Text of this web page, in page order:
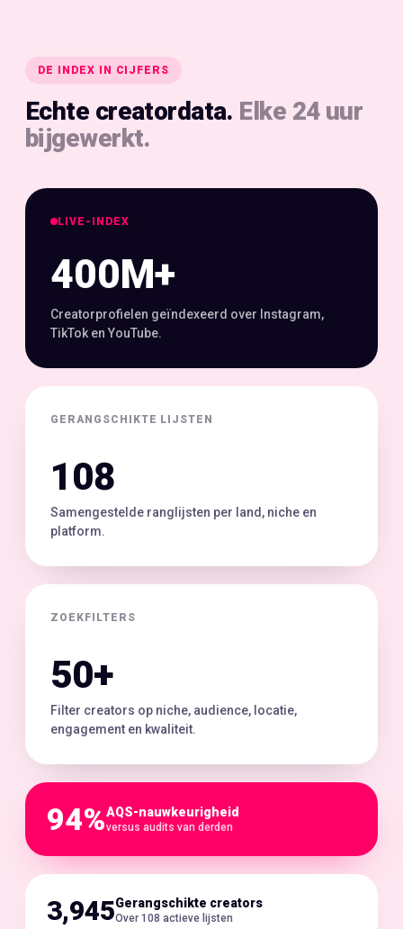
DE INDEX IN CIJFERS
Echte creatordata. Elke 24 uur
bijgewerkt.
LIVE-INDEX
400M+
Creatorprofielen geïndexeerd over Instagram,
TikTok en YouTube.
GERANGSCHIKTE LIJSTEN
108
Samengestelde ranglijsten per land, niche en
platform.
ZOEKFILTERS
50+
Filter creators op niche, audience, locatie,
engagement en kwaliteit.
94%AQS-nauwkeurigheid
versus audits van derden
3,945Gerangschikte creators
Over 108 actieve lijsten